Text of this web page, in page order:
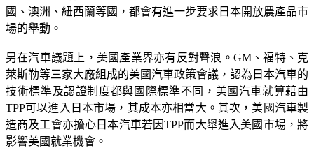
國、澳洲、紐西蘭等國，都會有進一步要求日本開放農產品市
場的舉動。
另在汽車議題上，美國產業界亦有反對聲浪。GM、福特、克
萊斯勒等三家大廠組成的美國汽車政策會議，認為日本汽車的
技術標準及認證制度都與國際標準不同，美國汽車就算藉由
TPP可以進入日本市場，其成本亦相當大。其次，美國汽車製
造商及工會亦擔心日本汽車若因TPP而大舉進入美國市場，將
影響美國就業機會。